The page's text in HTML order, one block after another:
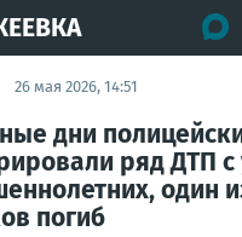
26 мая 2026, 14:51
дни
ряд ДТП с
один
погиб